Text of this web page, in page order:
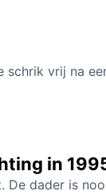
vrij na
in
De dader is